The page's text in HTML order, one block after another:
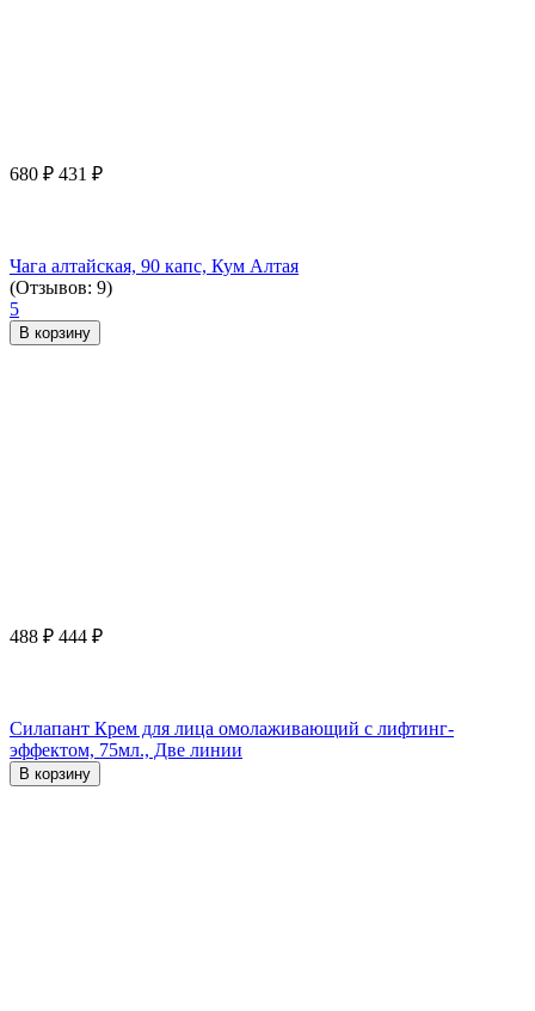
680 ₽ 431 ₽
Чага алтайская, 90 капс, Кум Алтая
(Отзывов: 9)
5
В корзину
488 ₽ 444 ₽
Силапант Крем для лица омолаживающий с лифтинг-
эффектом, 75мл., Две линии
В корзину